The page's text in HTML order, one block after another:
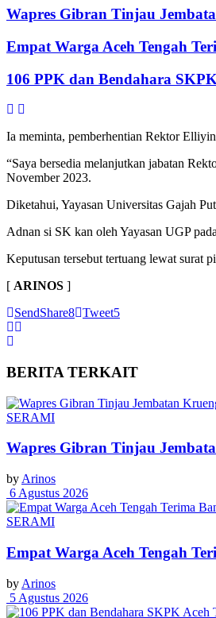
Wapres Gibran Tinjau
Empat Warga Aceh Tengah
106 PPK dan Bendahara
Ia meminta, pemberhentian Rektor
“Saya bersedia melanjutkan jabatan
November 2023.
Diketahui, Yayasan Universitas Gajah
Adnan si SK kan oleh Yayasan UGP
Keputusan tersebut tertuang lewat surat
[ ARINOS ]
SendShare8 Tweet5
BERITA TERKAIT
SERAMI
Wapres Gibran Tinjau
by Arinos
6 Agustus 2026
SERAMI
Empat Warga Aceh Tengah
by Arinos
5 Agustus 2026